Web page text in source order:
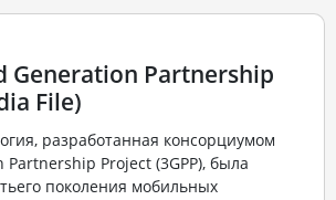
Generation Partnership
File)
разработанная консорциумом
Project (3GPP), была
поколения мобильных